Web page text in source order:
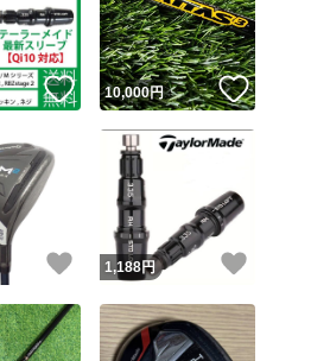
いいね！
10,000円 いいね！
いいね！
1,188円